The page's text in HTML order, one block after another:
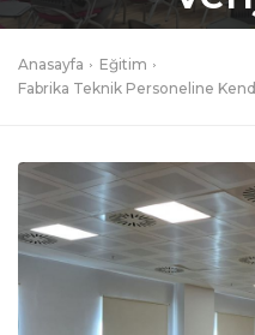
Anasayfa
Eğitim
Fabrika Teknik Personeline